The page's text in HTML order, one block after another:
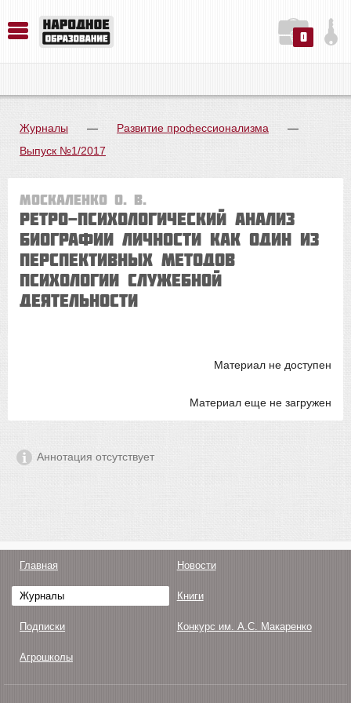
0
Журналы — Развитие профессионализма
—
Выпуск №1/2017
Москаленко О. В.
РЕТРО-ПСИХОЛОГИЧЕСКИЙ АНАЛИЗ
БИОГРАФИИ ЛИЧНОСТИ КАК ОДИН ИЗ
ПЕРСПЕКТИВНЫХ МЕТОДОВ
ПСИХОЛОГИИ СЛУЖЕБНОЙ
ДЕЯТЕЛЬНОСТИ
Материал не доступен
Материал еще не загружен
Аннотация отсутствует
Главная Новости
Журналы Книги
Подписки Конкурс им. А.С. Макаренко
Агрошколы